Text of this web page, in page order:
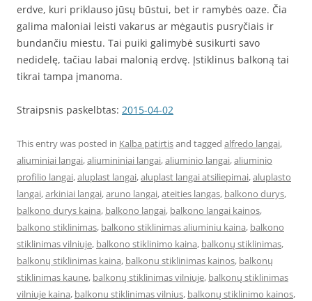
erdve, kuri priklauso jūsų būstui, bet ir ramybės oaze. Čia
galima maloniai leisti vakarus ar mėgautis pusryčiais ir
bundančiu miestu. Tai puiki galimybė susikurti savo
nedidelę, tačiau labai malonią erdvę. Įstiklinus balkoną tai
tikrai tampa įmanoma.
Straipsnis paskelbtas: 2015-04-02
This entry was posted in Kalba patirtisand tagged alfredo langai,
aliuminiai langai,aliumininiai langai,aliuminio langai,aliuminio
profilio langai,aluplast langai,aluplast langai atsiliepimai,aluplasto
langai,arkiniai langai,aruno langai,ateities langas, balkono durys,
balkono durys kaina, balkono langai, balkono langai kainos,
balkono stiklinimas, balkono stiklinimas aliuminiu kaina, balkono
stiklinimas vilniuje, balkono stiklinimo kaina, balkonų stiklinimas,
balkonų stiklinimas kaina, balkonu stiklinimas kainos, balkonų
stiklinimas kaune, balkonų stiklinimas vilniuje, balkonų stiklinimas
vilniuje kaina, balkonu stiklinimas vilnius, balkonų stiklinimo kainos,